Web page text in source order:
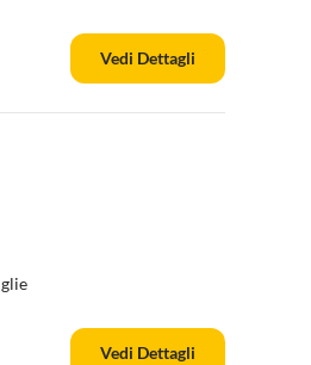
Vedi Dettagli
Vedi Dettagli